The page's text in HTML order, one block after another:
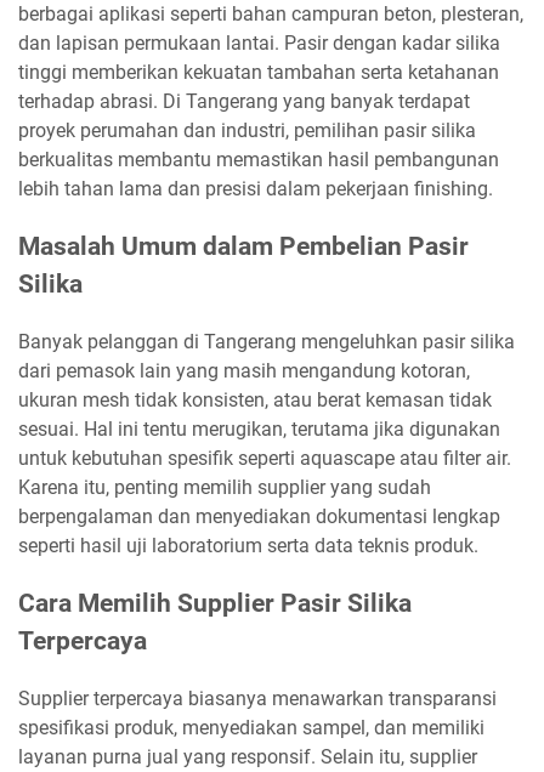
berbagai aplikasi seperti bahan campuran beton, plesteran,
dan lapisan permukaan lantai. Pasir dengan kadar silika
tinggi memberikan kekuatan tambahan serta ketahanan
terhadap abrasi. Di Tangerang yang banyak terdapat
proyek perumahan dan industri, pemilihan pasir silika
berkualitas membantu memastikan hasil pembangunan
lebih tahan lama dan presisi dalam pekerjaan finishing.
Masalah Umum dalam Pembelian Pasir
Silika
Banyak pelanggan di Tangerang mengeluhkan pasir silika
dari pemasok lain yang masih mengandung kotoran,
ukuran mesh tidak konsisten, atau berat kemasan tidak
sesuai. Hal ini tentu merugikan, terutama jika digunakan
untuk kebutuhan spesifik seperti aquascape atau filter air.
Karena itu, penting memilih supplier yang sudah
berpengalaman dan menyediakan dokumentasi lengkap
seperti hasil uji laboratorium serta data teknis produk.
Cara Memilih Supplier Pasir Silika
Terpercaya
Supplier terpercaya biasanya menawarkan transparansi
spesifikasi produk, menyediakan sampel, dan memiliki
layanan purna jual yang responsif. Selain itu, supplier